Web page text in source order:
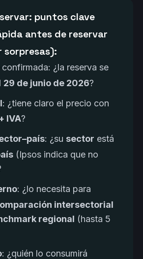
puntos clave
antes de reservar
¿la reserva se
29 de junio de 2026?
: ¿tiene claro el precio con
IVA?
: ¿su sector está
(Ipsos indica que no
: ¿lo necesita para
intersectorial
regional (hasta 5
: ¿quién lo consumirá